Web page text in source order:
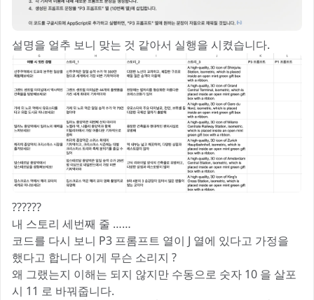
설명을 얼추 보니 맞는 것 같아서 실행을 시켰습니다.
??????
내 스토리 세번째 줄 ……
코드를 다시 보니 P3 프롬프트 열이 J 열에 있다고 가정을
했다고 합니다 이게 무슨 소리지 ?
왜 그랬는지 이해는 되지 않지만 수동으로 숫자 10 을 살포
시 11 로 바꿔줍니다.